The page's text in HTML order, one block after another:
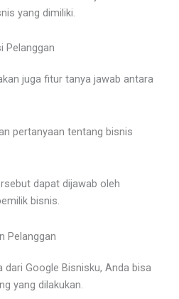
yang dimiliki.
Pelanggan
juga fitur tanya jawab antara
pertanyaan tentang bisnis
dapat dijawab oleh
bisnis.
Pelanggan
dari Google Bisnisku, Anda bisa
yang dilakukan.